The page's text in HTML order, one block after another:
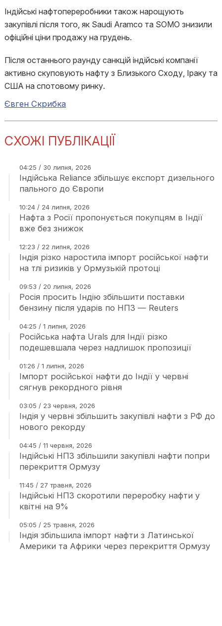
Індійські нафтопереробники також нарощують
закупівлі після того, як Saudi Aramco та SOMO знизили
офіційні ціни продажу на грудень.
Після останнього раунду санкцій індійські компанії
активно скуповують нафту з Близького Сходу, Іраку та
США на спотовому ринку.
Євген Скрибка
СХОЖІ ПУБЛІКАЦІЇ
04:25 / 30 липня, 2026
Індійська Reliance збільшує експорт дизельного
пального до Європи
10:24 / 24 липня, 2026
Нафта з Росії пропонується покупцям в Індії
вже без знижок
12:23 / 22 липня, 2026
Індія різко наростила імпорт російської нафти
на тлі ризиків у Ормузькій протоці
09:53 / 20 липня, 2026
Росія просить Індію збільшити поставки
бензину після ударів по НПЗ — Reuters
04:25 / 1 липня, 2026
Російська нафта Urals для Індії різко
подешевшала через надлишок пропозиції
01:26 / 1 липня, 2026
Імпорт російської нафти до Індії у червні
сягнув рекордного рівня
03:05 / 23 червня, 2026
Індія у червні збільшить закупівлі нафти з РФ до
нового рекорду
04:45 / 11 червня, 2026
Індійські НПЗ збільшили закупівлі нафти попри
перекриття Ормузу
11:45 / 27 травня, 2026
Індійські НПЗ скоротили переробку нафти у
квітні на 9%
05:05 / 25 травня, 2026
Індія збільшила імпорт нафти з Латинської
Америки та Африки через перекриття Ормузу